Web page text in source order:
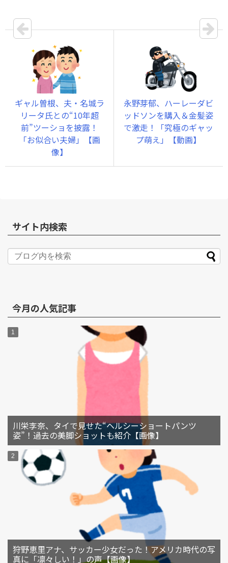
ギャル曽根、夫・名城ラ
リータ氏との“10年超
前”ツーショを披露！
「お似合い夫婦」【画
像】
永野芽郁、ハーレーダビ
ッドソンを購入＆金髪姿
で激走！「究極のギャッ
プ萌え」【動画】
サイト内検索
今月の人気記事
川栄李奈、タイで見せた“ヘルシーショートパンツ
姿”！過去の美脚ショットも紹介【画像】
狩野恵里アナ、サッカー少女だった！アメリカ時代の写
真に「凛々しい！」の声【画像】